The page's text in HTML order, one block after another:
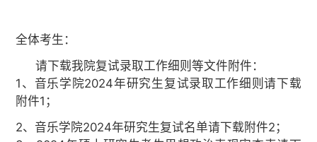
全体考生：
请下载我院复试录取工作细则等文件附件：
1 、音乐学院2024年研究生复试录取工作细则请下载
附件1 ；
2、音乐学院2024年研究生复试名单请下载附件2 ；